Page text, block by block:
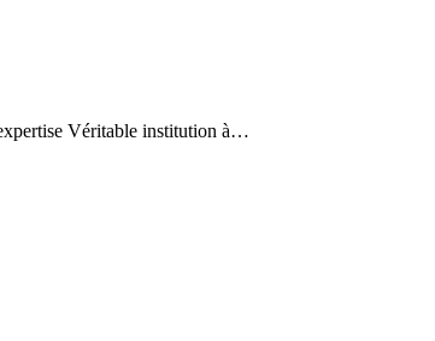
Véritable institution à…